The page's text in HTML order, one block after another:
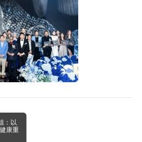
：以
康重